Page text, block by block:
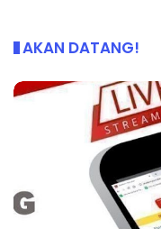
AKAN DATANG!